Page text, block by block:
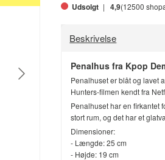
Udsolgt 4,9(12500
Beskrivelse
Penalhus fra Kpop
Penalhuset er blåt og lavet
Hunters-filmen kendt fra
Penalhuset har en firkantet
stort rum, og det har et
Dimensioner:
- Længde: 25 cm
- Højde: 19 cm